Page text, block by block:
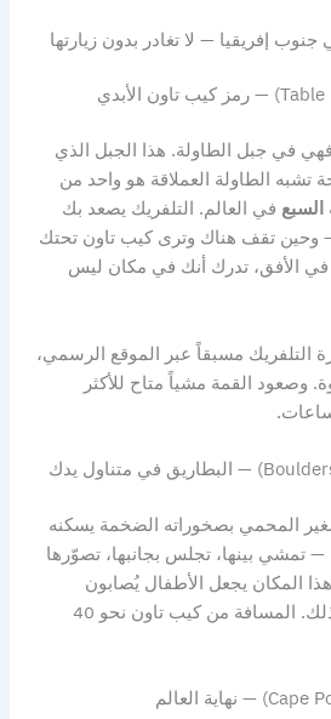
جنوب إفريقيا — لا تغادر بدون زيارتها
في جبل الطاولة. هذا الجبل الذي
تشبه الطاولة العملاقة هو واحد من
في العالم. التلفريك يصعد بك
في 5 دقائق — وحين تقف هناك وترى كيب تاون تحتك
في الأفق، تدرك أنك في مكان ليس
التلفريك مسبقاً عبر الموقع الرسمي،
القمة مشياً متاح للأكثر
المحمي بصخوراته الضخمة يسكنه
— تمشي بينها، تجلس بجانبها، تصوّرها
المكان يجعل الأطفال يُصابون
بالذهول التام، والكبار كذلك. المسافة من كيب تاون نحو 40